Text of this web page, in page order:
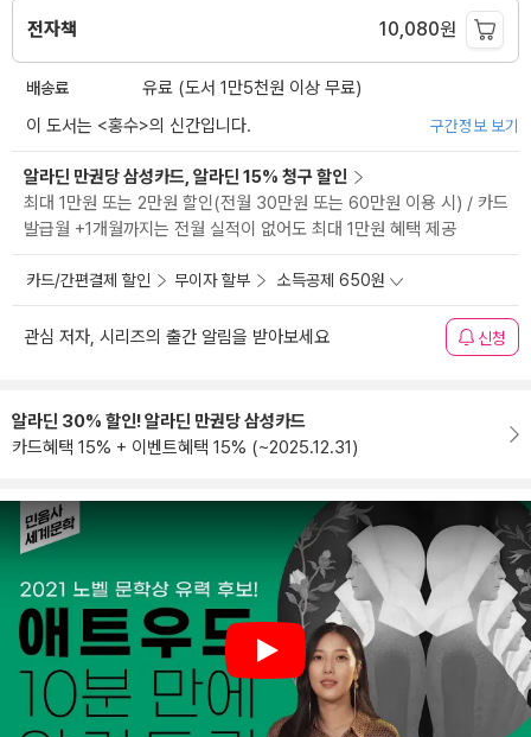
전자책 10,080원
배송료
유료 (도서 1만5천원 이상 무료)
이 도서는 <홍수>의 신간입니다. 구간정보 보기
알라딘 만권당 삼성카드, 알라딘 15% 청구 할인
최대 1만원 또는 2만원 할인(전월 30만원 또는 60만원 이용 시) / 카드
발급월 +1개월까지는 전월 실적이 없어도 최대 1만원 혜택 제공
카드/간편결제 할인 무이자 할부 소득공제 650원
관심 저자, 시리즈의 출간 알림을 받아보세요 신청
알라딘 30% 할인! 알라딘 만권당 삼성카드
카드혜택 15% + 이벤트혜택 15% (~2025.12.31)
Play